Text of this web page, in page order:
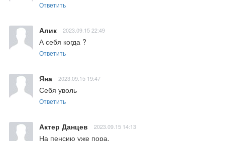
Ответить
Алик 2023.09.15 22:49
А себя когда ?
Ответить
Яна 2023.09.15 19:47
Себя уволь
Ответить
Актер Данцев 2023.09.15 14:13
На пенсию уже пора.